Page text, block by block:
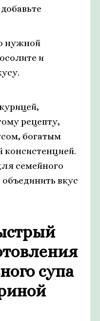
нужной
и
рецепту,
богатым
консистенцией.
семейного
объединить вкус
супа